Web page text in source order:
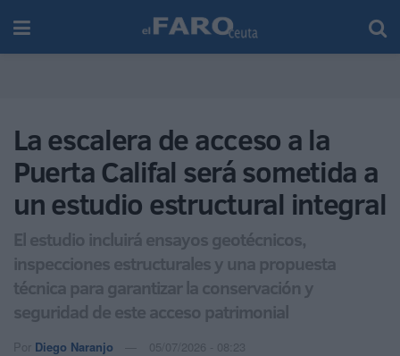
La escalera de acceso a la
Puerta Califal será sometida a
un estudio estructural integral
El estudio incluirá ensayos geotécnicos,
inspecciones estructurales y una propuesta
técnica para garantizar la conservación y
seguridad de este acceso patrimonial
Por Diego Naranjo 05/07/2026 - 08:23